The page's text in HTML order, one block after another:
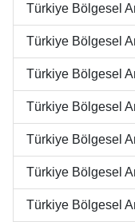
Türkiye Bölgesel
Türkiye Bölgesel
Türkiye Bölgesel
Türkiye Bölgesel
Türkiye Bölgesel
Türkiye Bölgesel
Türkiye Bölgesel